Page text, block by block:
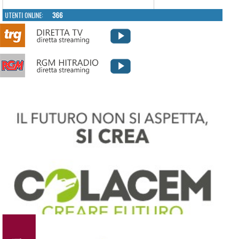
UTENTI ONLINE: 366